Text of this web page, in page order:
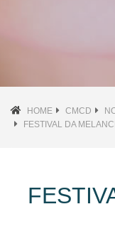
HOME CMCD
FESTIVAL DA